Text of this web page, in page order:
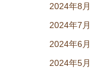
2024年8月
2024年7月
2024年6月
2024年5月